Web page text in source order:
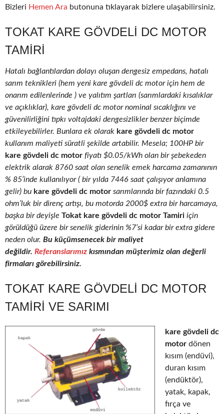
Bizleri Hemen Ara butonuna tıklayarak bizlere ulaşabilirsiniz.
TOKAT KARE GÖVDELI DC MOTOR
TAMIRI
Hatalı bağlantılardan dolayı oluşan dengesiz empedans, hatalı
sarım teknikleri (hem yeni kare gövdeli dc motor için hem de
onarım edilenlerinde ) ve yalıtım şartları (sarımlardaki kısalıklar
ve açıklıklar), kare gövdeli dc motor nominal sıcaklığını ve
güvenilirliğini tıpkı voltajdaki dengesizlikler benzer biçimde
etkileyebilirler. Bunlara ek olarak kare gövdeli dc motor
kullanım maliyeti süratli şekilde artabilir. Mesela; 100HP bir
kare gövdeli dc motor fiyatı $0.05/kWh olan bir şebekeden
elektrik alarak 8760 saat olan senelik emek harcama zamanının
% 85’inde kullanılıyor ( bir yılda 7446 saat çalışıyor anlamına
gelir) bu kare gövdeli dc motor sarımlarında bir fazındaki 0.5
ohm’luk bir direnç artışı, bu motorda 2000$ extra bir harcamaya,
başka bir deyişle Tokat kare gövdeli dc motor Tamiri için
görüldüğü üzere bir senelik giderinin %7’si kadar bir extra gidere
neden olur. Bu küçümsenecek bir maliyet
değildir. Referanslarımız kısmından müşterimiz olan değerli
firmaları görebilirsiniz.
TOKAT KARE GÖVDELI DC MOTOR
TAMIRI VE SARIMI
kare gövdeli dc
motor dönen
kısım (endüvi),
duran kısım
(endüktör),
yatak, kapak,
fırça ve